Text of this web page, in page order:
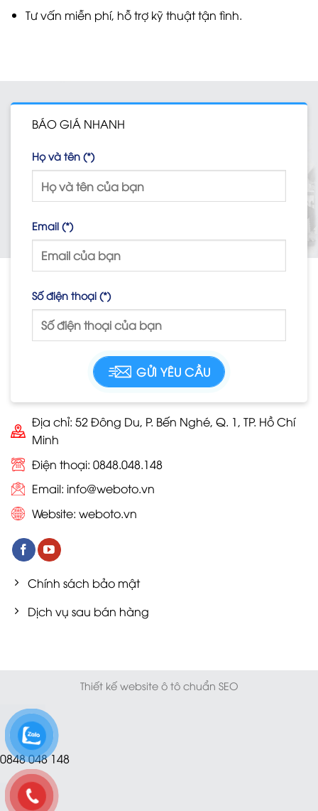
Tư vấn miễn phí, hỗ trợ kỹ thuật tận tình.
Địa chỉ: 52 Đông Du, P. Bến Nghé, Q. 1, TP. Hồ Chí
Minh
Điện thoại: 0848.048.148
Email: info@weboto.vn
Website: weboto.vn
Chính sách bảo mật
Dịch vụ sau bán hàng
BÁO GIÁ NHANH
Họ và tên (*)
Email (*)
Số điện thoại (*)
Thiết kế website ô tô chuẩn SEO
0848 048 148